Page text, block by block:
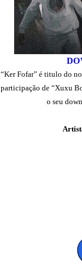
“Ker Fofar” é titulo do
participação de “Xuxu
o seu